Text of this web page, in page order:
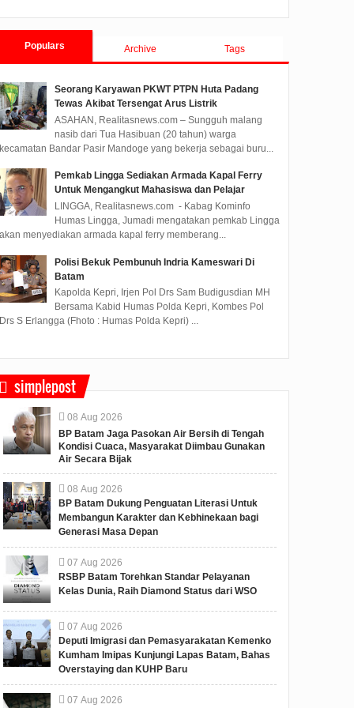
Hi-
Populars Archive Tags
Seorang Karyawan PKWT PTPN Huta Padang
Tewas Akibat Tersengat Arus Listrik
ASAHAN, Realitasnews.com – Sungguh malang
nasib dari Tua Hasibuan (20 tahun) warga
kecamatan Bandar Pasir Mandoge yang bekerja sebagai buru...
Pemkab Lingga Sediakan Armada Kapal Ferry
Untuk Mengangkut Mahasiswa dan Pelajar
LINGGA, Realitasnews.com - Kabag Kominfo
Humas Lingga, Jumadi mengatakan pemkab Lingga
akan menyediakan armada kapal ferry memberang...
Polisi Bekuk Pembunuh Indria Kameswari Di
Batam
Kapolda Kepri, Irjen Pol Drs Sam Budigusdian MH
Bersama Kabid Humas Polda Kepri, Kombes Pol
Drs S Erlangga (Fhoto : Humas Polda Kepri) ...
simplepost
08 Aug 2026
BP Batam Jaga Pasokan Air Bersih di Tengah
Kondisi Cuaca, Masyarakat Diimbau Gunakan
Air Secara Bijak
08 Aug 2026
BP Batam Dukung Penguatan Literasi Untuk
Membangun Karakter dan Kebhinekaan bagi
Generasi Masa Depan
07 Aug 2026
RSBP Batam Torehkan Standar Pelayanan
Kelas Dunia, Raih Diamond Status dari WSO
07 Aug 2026
Deputi Imigrasi dan Pemasyarakatan Kemenko
Kumham Imipas Kunjungi Lapas Batam, Bahas
Overstaying dan KUHP Baru
07 Aug 2026